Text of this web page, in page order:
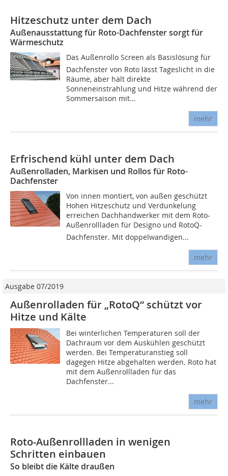
Hitzeschutz unter dem Dach
Außenausstattung für Roto-Dachfenster sorgt für
Wärmeschutz
Das Außenrollo Screen als Basislösung für
Dachfenster von Roto lässt Tageslicht in die
Räume, aber hält direkte
Sonneneinstrahlung und Hitze während der
Sommersaison mit...
mehr
Erfrischend kühl unter dem Dach
Außenrolladen, Markisen und Rollos für Roto-
Dachfenster
Von innen montiert, von außen geschützt
Hohen Hitzeschutz und Verdunkelung
erreichen Dachhandwerker mit dem Roto-
Außenrollladen für Designo und RotoQ-
Dachfenster. Mit doppelwandigen...
mehr
Ausgabe 07/2019
Außenrolladen für „RotoQ“ schützt vor
Hitze und Kälte
Bei winterlichen Temperaturen soll der
Dachraum vor dem Auskühlen geschützt
werden. Bei Temperaturanstieg soll
dagegen Hitze abgehalten werden. Roto hat
mit dem Außenrollladen für das
Dachfenster...
mehr
Roto-Außenrollladen in wenigen
Schritten einbauen
So bleibt die Kälte draußen